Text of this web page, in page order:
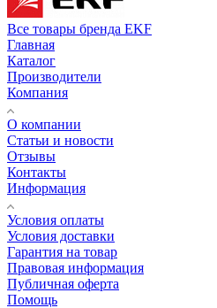
Все товары бренда EKF
Главная
Каталог
Производители
Компания
О компании
Статьи и новости
Отзывы
Контакты
Информация
Условия оплаты
Условия доставки
Гарантия на товар
Правовая информация
Публичная оферта
Помощь